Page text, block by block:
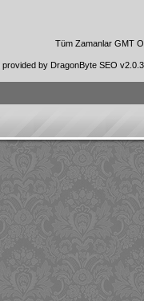
Tüm Zamanlar GMT
provided by DragonByte SEO